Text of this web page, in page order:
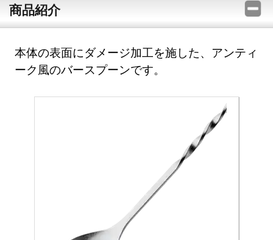
商品紹介
本体の表面にダメージ加工を施した、アンティ
ーク風のバースプーンです。